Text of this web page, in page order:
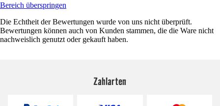
Bereich überspringen
Die Echtheit der Bewertungen wurde von uns nicht überprüft.
Bewertungen können auch von Kunden stammen, die die Ware nicht
nachweislich genutzt oder gekauft haben.
Zahlarten